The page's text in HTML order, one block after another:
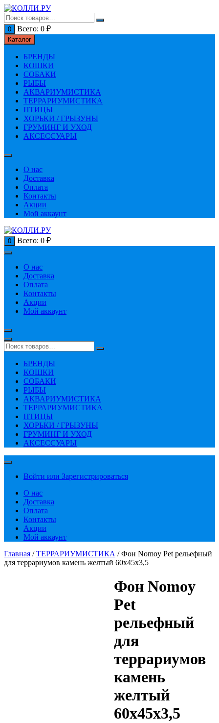
Перейти
к
содержимому
0 Всего: 0 ₽
Каталог
БРЕНДЫ
КОШКИ
СОБАКИ
РЫБЫ
АКВАРИУМИСТИКА
ТЕРРАРИУМИСТИКА
ПТИЦЫ
ХОРЬКИ / ГРЫЗУНЫ
ГРУМИНГ И УХОД
АКСЕССУАРЫ
О нас
Доставка
Оплата
Контакты
Акции
Мой аккаунт
0 Всего: 0 ₽
О нас
Доставка
Оплата
Контакты
Акции
Мой аккаунт
БРЕНДЫ
КОШКИ
СОБАКИ
РЫБЫ
АКВАРИУМИСТИКА
ТЕРРАРИУМИСТИКА
ПТИЦЫ
ХОРЬКИ / ГРЫЗУНЫ
ГРУМИНГ И УХОД
АКСЕССУАРЫ
Войти или Зарегистрироваться
О нас
Доставка
Оплата
Контакты
Акции
Мой аккаунт
Главная /ТЕРРАРИУМИСТИКА / Фон Nomoy Pet рельефный
для террариумов камень желтый 60х45х3,5
Фон Nomoy
Pet
рельефный
для
террариумов
камень
желтый
60х45х3,5